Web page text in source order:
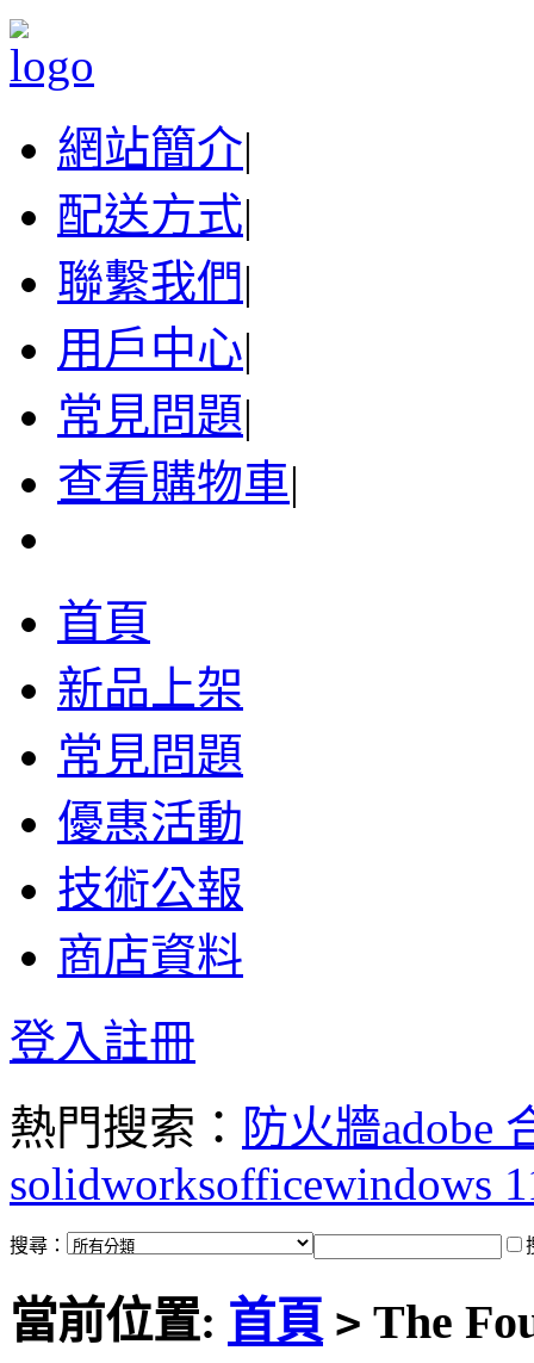
網站簡介|
配送方式|
聯繫我們|
用戶中心|
常見問題|
查看購物車|
首頁
新品上架
常見問題
優惠活動
技術公報
商店資料
登入註冊
熱門搜索： 防火牆adobe
solidworksofficewindows
搜尋：
當前位置: 首頁 > The